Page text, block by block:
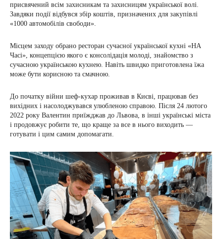
присвячений всім захисникам та захисницям української волі.
Завдяки події відбувся збір коштів, призначених для закупівлі
«1000 автомобілів свободи».
Місцем заходу обрано ресторан сучасної української кухні «НА
Часі», концепцією якого є консолідація молоді, знайомство з
сучасною українською кухнею. Навіть швидко приготовлена їжа
може бути корисною та смачною.
До початку війни шеф-кухар проживав в Києві, працював без
вихідних і насолоджувався улюбленою справою. Після 24 лютого
2022 року Валентин приїжджав до Львова, в інші українські міста
і продовжує робити те, що краще за все в нього виходить —
готувати і цим самим допомагати.